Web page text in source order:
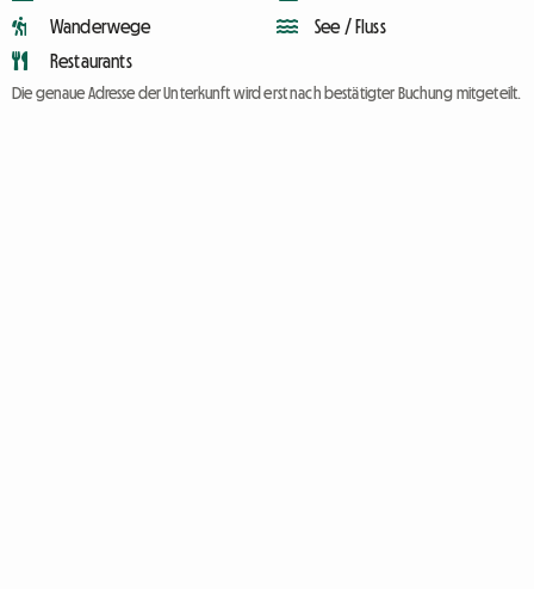
Wanderwege
Restaurants
See / Fluss
Die genaue Adresse der Unterkunft wird erst nach bestätigter Buchung mitgeteilt.